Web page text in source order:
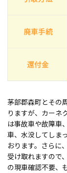
茅部郡森町とその
りますが、カーネ
は事故車や故障車
車、水没してしま
おります。さらに
受け取れますので
の現車確認不要、